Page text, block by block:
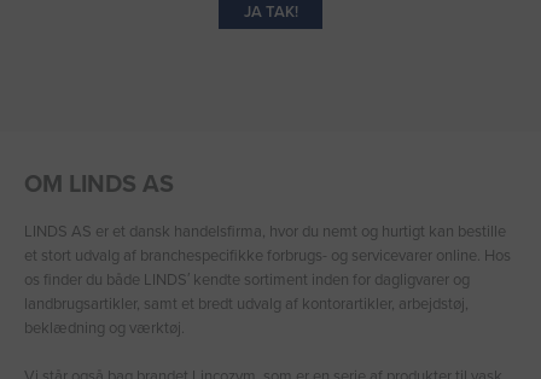
JA TAK!
OM LINDS AS
LINDS AS er et dansk handelsfirma, hvor du nemt og hurtigt kan bestille
et stort udvalg af branchespecifikke forbrugs- og servicevarer online. Hos
os finder du både LINDS′ kendte sortiment inden for dagligvarer og
landbrugsartikler, samt et bredt udvalg af kontorartikler, arbejdstøj,
beklædning og værktøj.